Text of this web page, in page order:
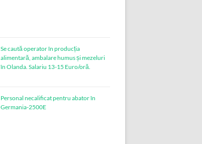
Se caută operator în producția
alimentară, ambalare humus și mezeluri
în Olanda. Salariu 13-15 Euro/oră.
Personal necalificat pentru abator în
Germania-2500E